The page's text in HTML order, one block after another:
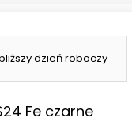
dzień roboczy
Fe czarne